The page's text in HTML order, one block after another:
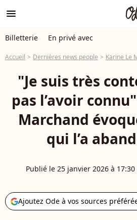
menu
Billetterie En privé avec
Accueil Dernières news people Karine Le
"Je suis très
pas l’avoir
Marchand
qui l’a
Publié le 25 janvier 2026 à 17:30
Ajoutez Ode à vos sources